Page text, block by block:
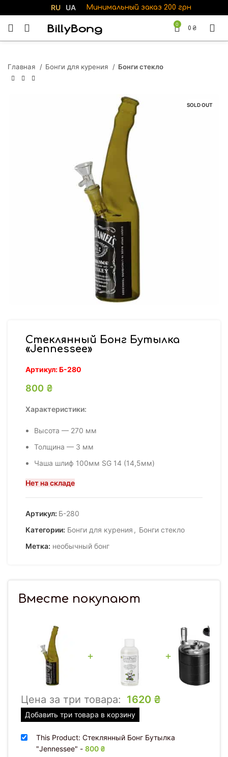
RU UA Минимальный заказ 200 грн
0
0 ₴
Главная Бонги для курения Бонги стекло
SOLD OUT
Стеклянный Бонг Бутылка
«Jennessee»
Артикул:Б-280
800 ₴
Характеристики:
Высота — 270 мм
Толщина — 3 мм
Чаша шлиф 100мм SG 14 (14,5мм)
Нет на складе
Артикул: Б-280
Категории: Бонги для курения , Бонги стекло
Метка: необычный бонг
Вместе покупают
+ +
Цена за три товара: 1620 ₴
Добавить три товара в корзину
This Product: Стеклянный Бонг Бутылка
"Jennessee" - 800 ₴